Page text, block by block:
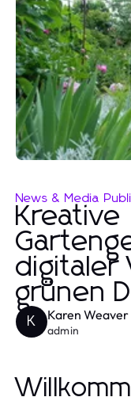
News & Media
Kreative
digitaler
grünen
K Karen Weaver
admin